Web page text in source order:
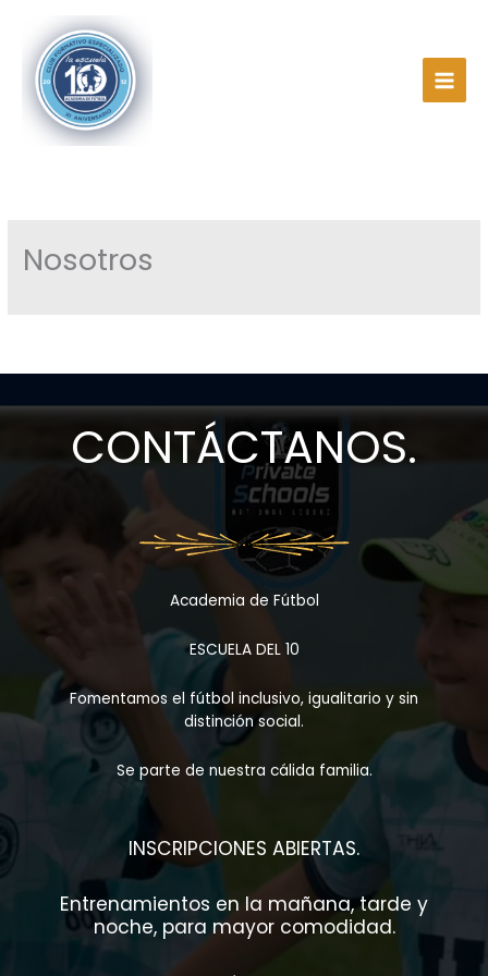
contenido
Nosotros
CONTÁCTANOS.
Academia de Fútbol
ESCUELA DEL 10
Fomentamos el fútbol inclusivo, igualitario y sin
distinción social.
Se parte de nuestra cálida familia.
INSCRIPCIONES ABIERTAS.
Entrenamientos en la mañana, tarde y
noche, para mayor comodidad.